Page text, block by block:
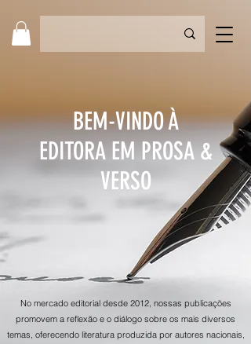
BEM-VINDO À
EDITORA EM PROSA &
VERSO
No mercado editorial desde 2012, nossas publicações
promovem a reflexão e o diálogo sobre os mais diversos
temas, oferecendo literatura produzida por autores nacionais,